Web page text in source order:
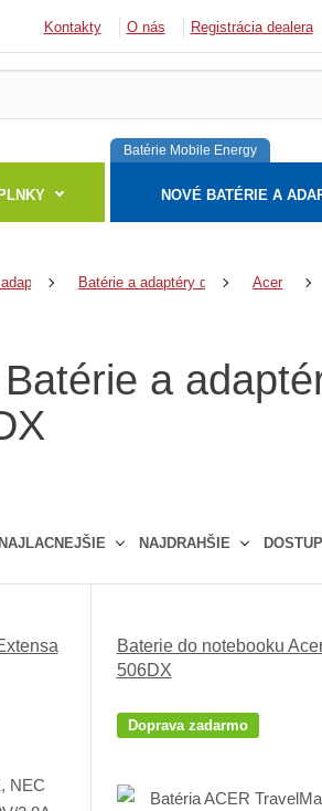
Kontakty O nás Registrácia dealera
Batérie Mobile Energy
NOVÉ BATÉRIE A
Batérie a adaptéry do notebookov
Acer
a
NAJLACNEJŠIE NAJDRAHŠIE
e
d
Baterie do notebooku
506DX
Doprava zadarmo